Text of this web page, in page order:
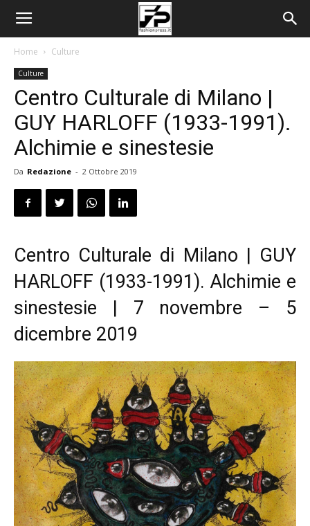
Home Culture
Culture
Centro Culturale di Milano |
GUY HARLOFF (1933-1991).
Alchimie e sinestesie
Da Redazione - 2 Ottobre 2019
Centro Culturale di Milano | GUY
HARLOFF (1933-1991). Alchimie e
sinestesie | 7 novembre – 5
dicembre 2019